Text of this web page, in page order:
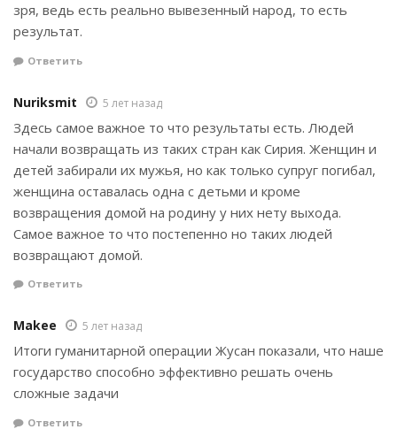
зря, ведь есть реально вывезенный народ, то есть
результат.
Ответить
Nuriksmit 5 лет назад
Здесь самое важное то что результаты есть. Людей
начали возвращать из таких стран как Сирия. Женщин и
детей забирали их мужья, но как только супруг погибал,
женщина оставалась одна с детьми и кроме
возвращения домой на родину у них нету выхода.
Самое важное то что постепенно но таких людей
возвращают домой.
Ответить
Makee 5 лет назад
Итоги гуманитарной операции Жусан показали, что наше
государство способно эффективно решать очень
сложные задачи
Ответить